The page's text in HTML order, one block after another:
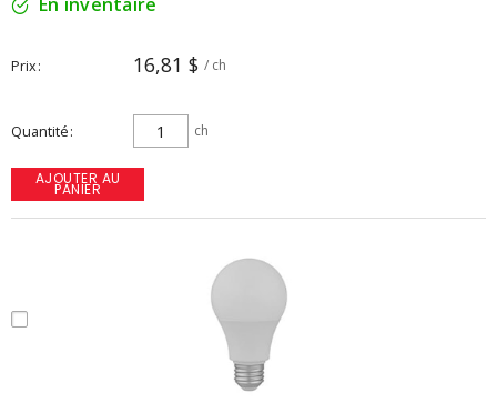
Prix 16,81 $ / ch
Quantité ch
AJOUTER AU
PANIER